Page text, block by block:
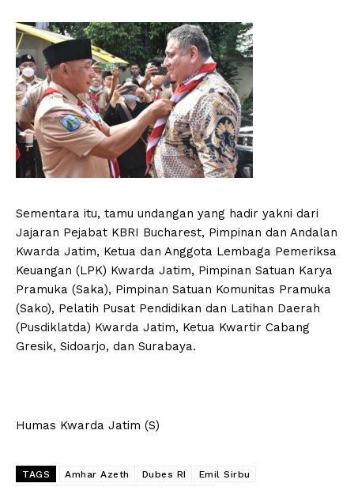
Sementara itu, tamu undangan yang hadir yakni dari
Jajaran Pejabat KBRI Bucharest, Pimpinan dan Andalan
Kwarda Jatim, Ketua dan Anggota Lembaga Pemeriksa
Keuangan (LPK) Kwarda Jatim, Pimpinan Satuan Karya
Pramuka (Saka), Pimpinan Satuan Komunitas Pramuka
(Sako), Pelatih Pusat Pendidikan dan Latihan Daerah
(Pusdiklatda) Kwarda Jatim, Ketua Kwartir Cabang
Gresik, Sidoarjo, dan Surabaya.
Humas Kwarda Jatim (S)
TAGS Amhar Azeth Dubes RI Emil Sirbu